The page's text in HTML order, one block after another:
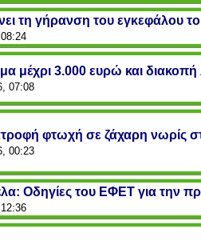
τη γήρανση του εγκεφάλου
μέχρι 3.000 ευρώ και διακοπή
07:08
φτωχή σε ζάχαρη νωρίς
00:23
Οδηγίες του ΕΦΕΤ για την